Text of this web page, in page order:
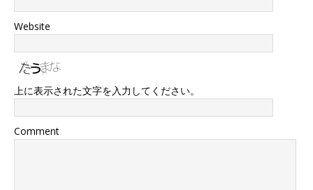
Website
上に表示された文字を入力してください。
Comment